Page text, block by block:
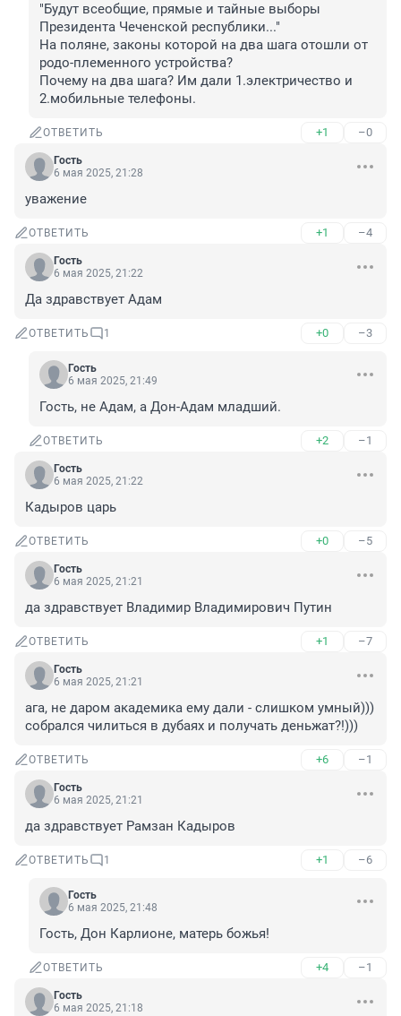
"Будут всеобщие, прямые и тайные выборы
Президента Чеченской республики..."
На поляне, законы которой на два шага отошли от
родо-племенного устройства?
Почему на два шага? Им дали 1.электричество и
2.мобильные телефоны.
ОТВЕТИТЬ +1 –0
Гость
6 мая 2025, 21:28
уважение
ОТВЕТИТЬ +1 –4
Гость
6 мая 2025, 21:22
Да здравствует Адам
ОТВЕТИТЬ 1 +0 –3
Гость
6 мая 2025, 21:49
Гость, не Адам, а Дон-Адам младший.
ОТВЕТИТЬ +2 –1
Гость
6 мая 2025, 21:22
Кадыров царь
ОТВЕТИТЬ +0 –5
Гость
6 мая 2025, 21:21
да здравствует Владимир Владимирович Путин
ОТВЕТИТЬ +1 –7
Гость
6 мая 2025, 21:21
ага, не даром академика ему дали - слишком умный)))
собрался чилиться в дубаях и получать деньжат?!)))
ОТВЕТИТЬ +6 –1
Гость
6 мая 2025, 21:21
да здравствует Рамзан Кадыров
ОТВЕТИТЬ 1 +1 –6
Гость
6 мая 2025, 21:48
Гость, Дон Карлионе, матерь божья!
ОТВЕТИТЬ +4 –1
Гость
6 мая 2025, 21:18